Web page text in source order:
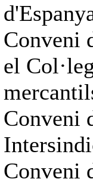
Conveni
el
Conveni
Conveni